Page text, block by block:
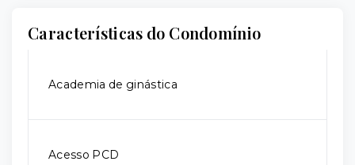
Características do Condomínio
Academia de ginástica
Acesso PCD